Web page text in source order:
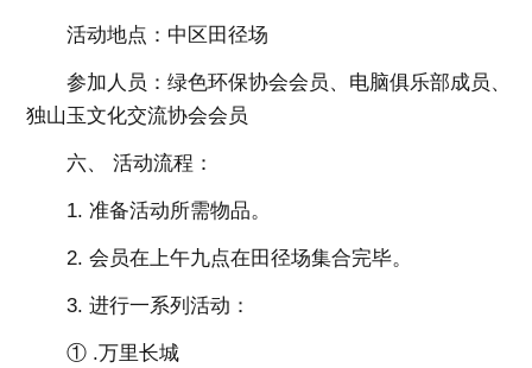
活动地点：中区田径场
参加人员：绿色环保协会会员、电脑俱乐部成员、
独山玉文化交流协会会员
六、 活动流程：
1. 准备活动所需物品。
2. 会员在上午九点在田径场集合完毕。
3. 进行一系列活动：
① .万里长城